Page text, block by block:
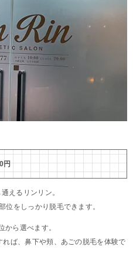
円
えるリンリン。
位をしっかり脱毛できます。
ら選べます。
ば、鼻下や頬、あごの脱毛を体験で